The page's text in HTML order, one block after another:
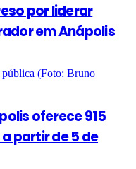
por liderar
em Anápolis
oferece 915
partir de 5 de